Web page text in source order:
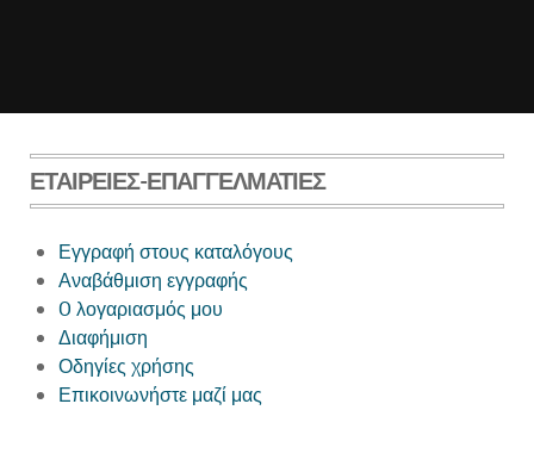
Next
ΕΤΑΙΡΕΊΕΣ-ΕΠΑΓΓΕΛΜΑΤΊΕΣ
Εγγραφή στους καταλόγους
Αναβάθμιση εγγραφής
O λογαριασμός μου
Διαφήμιση
Οδηγίες χρήσης
Επικοινωνήστε μαζί μας